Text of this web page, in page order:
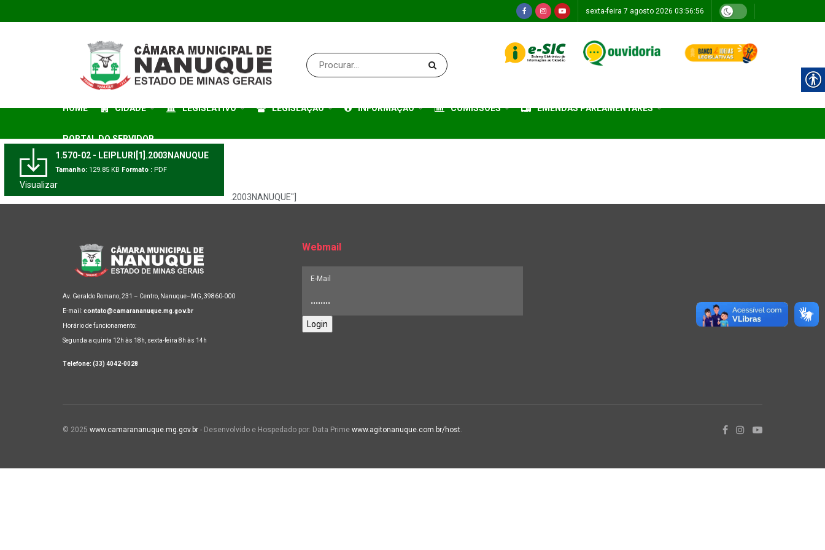
sexta-feira 7 agosto 2026 03:56:56
HOME CIDADE LEGISLATIVO LEGISLAÇÃO INFORMAÇÃO COMISSÕES EMENDAS PARLAMENTARES
PORTAL DO SERVIDOR
1.570-02 - LEIPLURI[1].2003NANUQUE
Tamanho: 129.85 KB Formato : PDF
Visualizar
.2003NANUQUE"]
Av. Geraldo Romano, 231 – Centro, Nanuque–MG, 39860-000
E-mail:contato@camarananuque.mg.gov.br
Horário de funcionamento:
Segunda a quinta 12h às 18h, sexta-feira 8h às 14h
Telefone: (33) 4042-0028
Webmail
Login
© 2025 www.camarananuque.mg.gov.br - Desenvolvido e Hospedado por: Data Prime www.agitonanuque.com.br/host.